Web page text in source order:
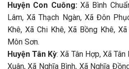
Huyện Con Cuông:Xã Bình
Lâm, Xã Thạch Ngàn, Xã Đôn
Khê, Xã Chi Khê, Xã Bồng Khê,
Môn Sơn.
Huyện Tân Kỳ: Xã Tân Hợp, Xã Tân
Xuân, Xã Nghĩa Bình, Xã Nghĩa